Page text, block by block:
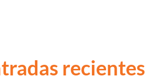
recientes